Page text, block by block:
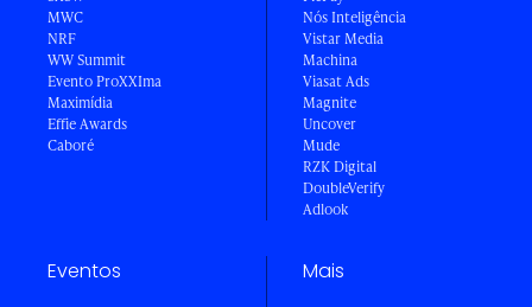
MWC
NRF
WW Summit
Evento ProXXIma
Maximídia
Effie Awards
Caboré
Nós Inteligência
Vistar Media
Machina
Viasat Ads
Magnite
Uncover
Mude
RZK Digital
DoubleVerify
Adlook
Eventos Mais